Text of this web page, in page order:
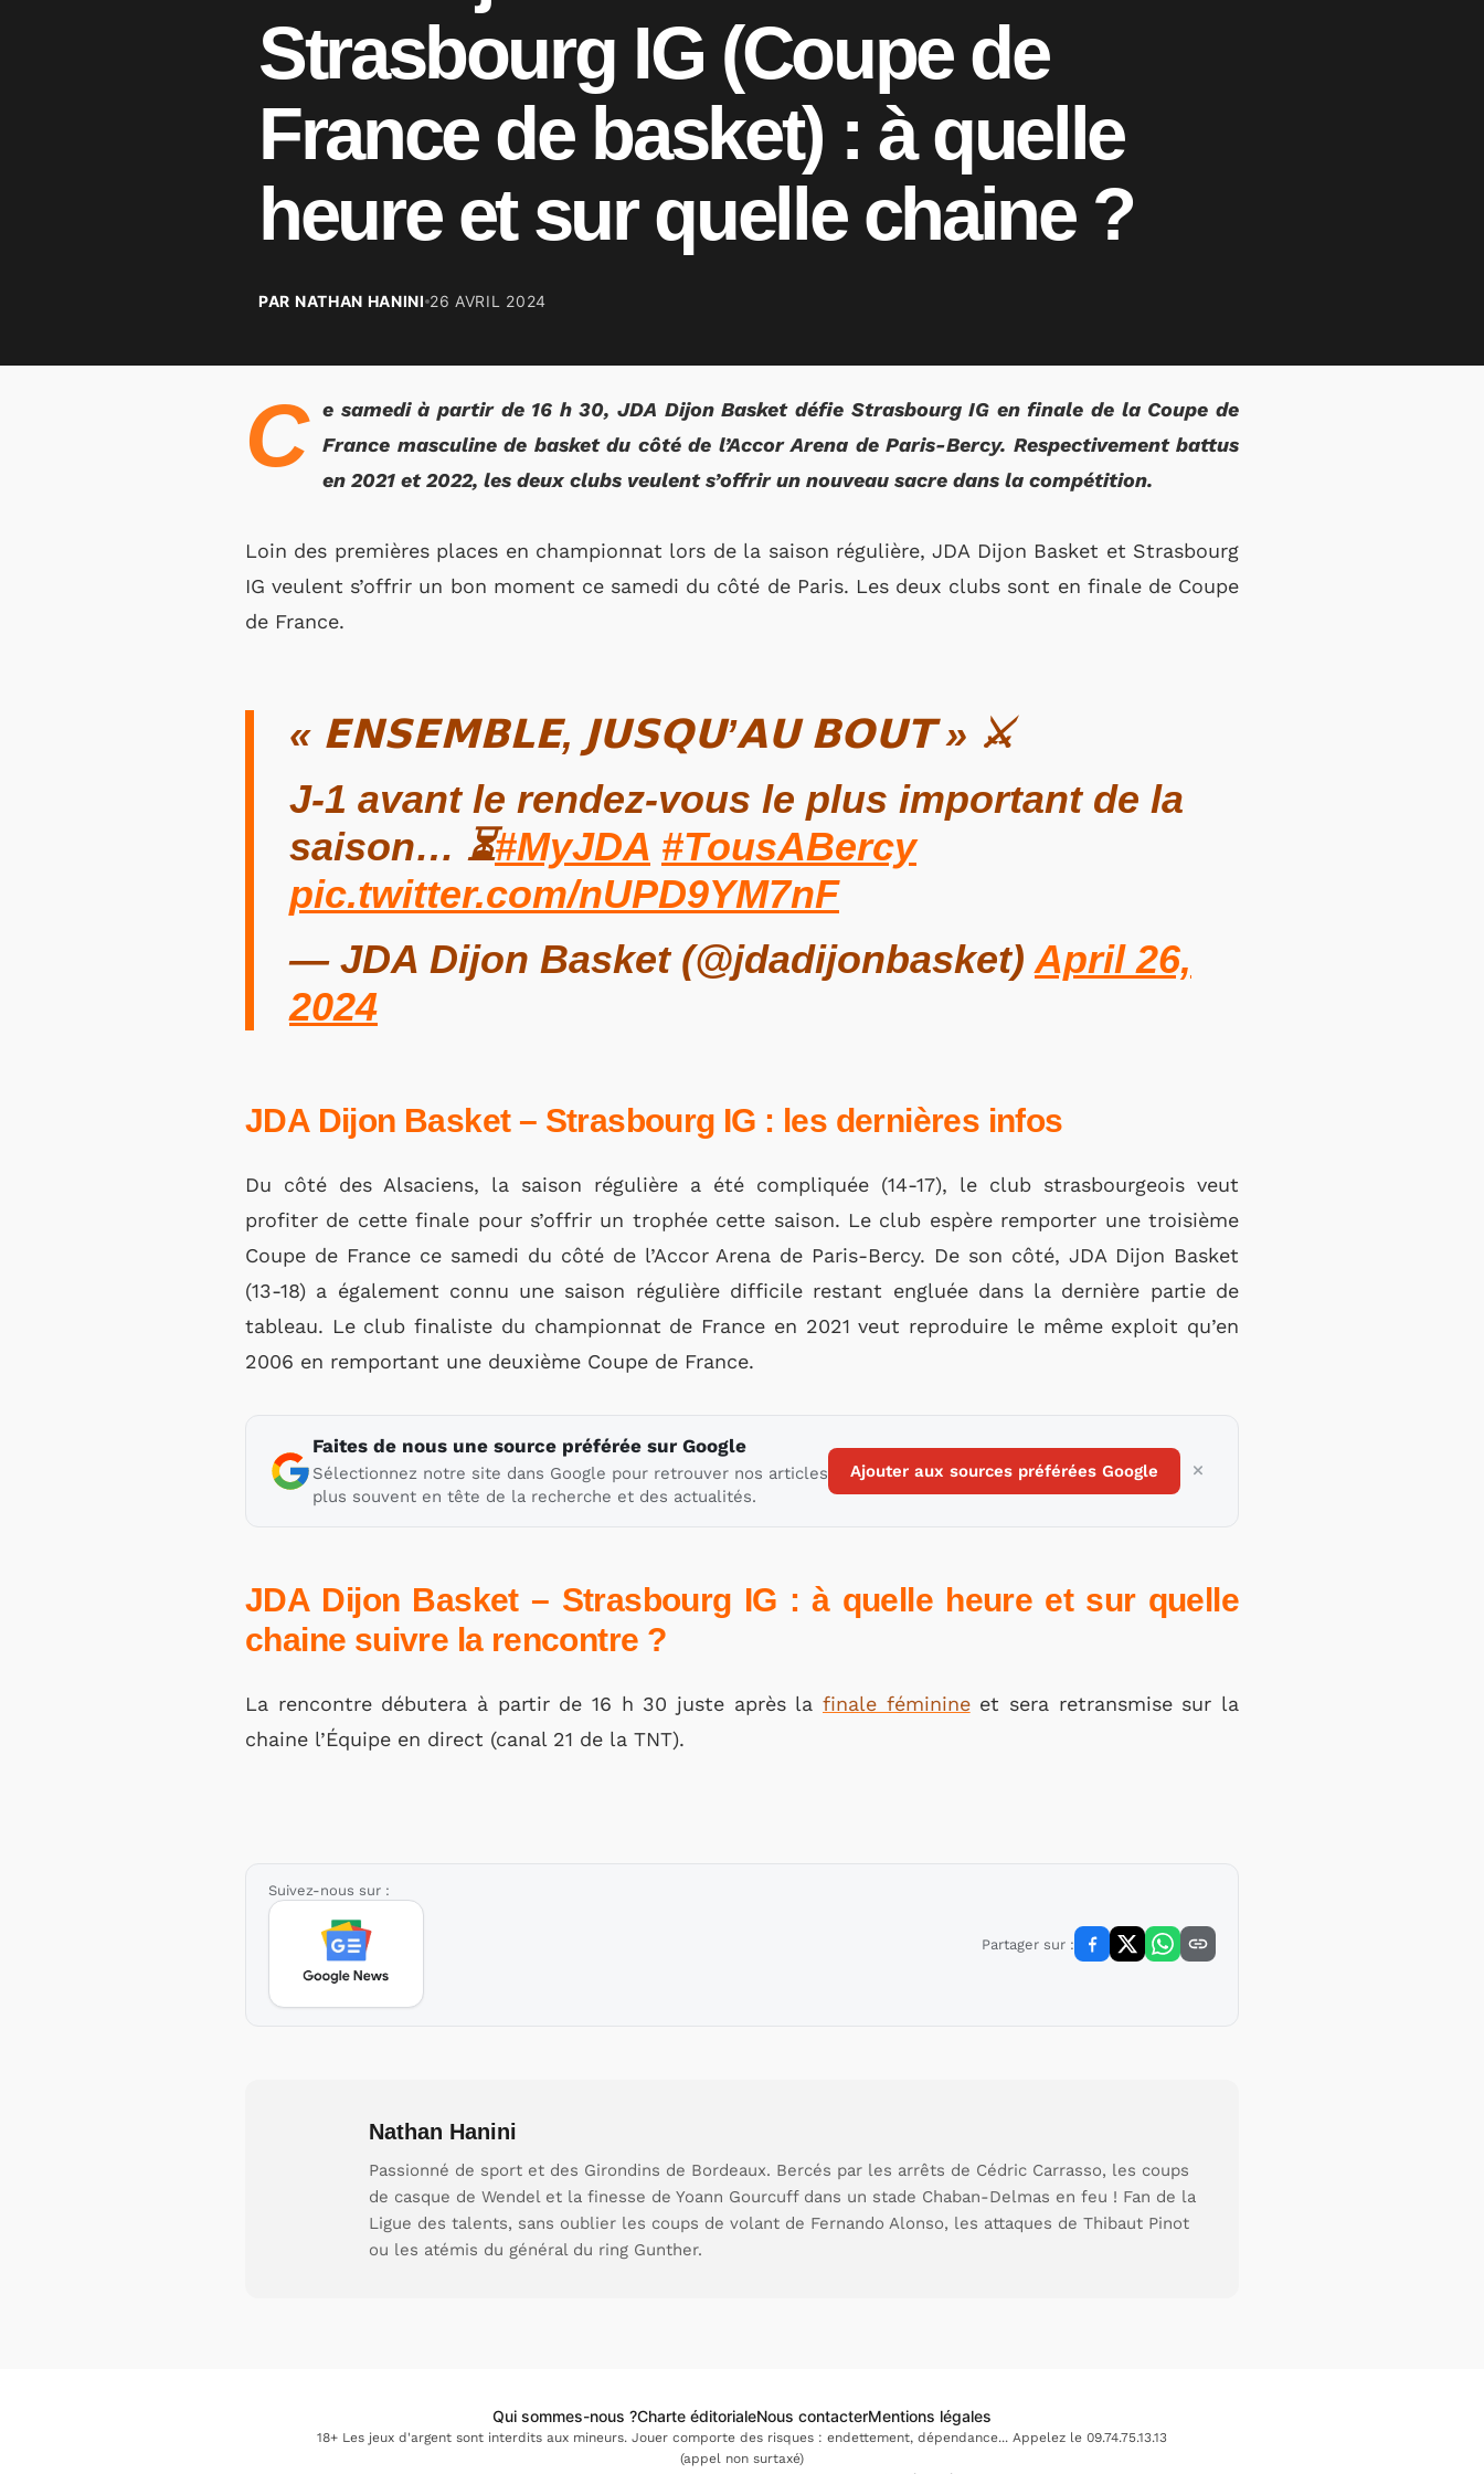
Strasbourg IG (Coupe de
France de basket) : à quelle
heure et sur quelle chaine ?
PAR NATHAN HANINI 26 AVRIL 2024
C e samedi à partir de 16 h 30, JDA Dijon Basket défie Strasbourg IG en finale de la Coupe de
France masculine de basket du côté de l’Accor Arena de Paris-Bercy. Respectivement battus
en 2021 et 2022, les deux clubs veulent s’offrir un nouveau sacre dans la compétition.
Loin des premières places en championnat lors de la saison régulière, JDA Dijon Basket et Strasbourg
IG veulent s’offrir un bon moment ce samedi du côté de Paris. Les deux clubs sont en finale de Coupe
de France.
« 𝗘𝗡𝗦𝗘𝗠𝗕𝗟𝗘, 𝗝𝗨𝗦𝗤𝗨’𝗔𝗨 𝗕𝗢𝗨𝗧 » ⚔️
J-1 avant le rendez-vous le plus important de la
saison… ⏳#MyJDA #TousABercy
pic.twitter.com/nUPD9YM7nF
— JDA Dijon Basket (@jdadijonbasket) April 26,
2024
JDA Dijon Basket – Strasbourg IG : les dernières infos
Du côté des Alsaciens, la saison régulière a été compliquée (14-17), le club strasbourgeois veut
profiter de cette finale pour s’offrir un trophée cette saison. Le club espère remporter une troisième
Coupe de France ce samedi du côté de l’Accor Arena de Paris-Bercy. De son côté, JDA Dijon Basket
(13-18) a également connu une saison régulière difficile restant engluée dans la dernière partie de
tableau. Le club finaliste du championnat de France en 2021 veut reproduire le même exploit qu’en
2006 en remportant une deuxième Coupe de France.
Faites de nous une source préférée sur Google
Sélectionnez notre site dans Google pour retrouver nos articles
plus souvent en tête de la recherche et des actualités.
Ajouter aux sources préférées Google
JDA Dijon Basket – Strasbourg IG : à quelle heure et sur quelle
chaine suivre la rencontre ?
La rencontre débutera à partir de 16 h 30 juste après la finale féminineet sera retransmise sur la
chaine l’Équipe en direct (canal 21 de la TNT).
Suivez-nous sur :
Partager sur :
Nathan Hanini
Passionné de sport et des Girondins de Bordeaux. Bercés par les arrêts de Cédric Carrasso, les coups
de casque de Wendel et la finesse de Yoann Gourcuff dans un stade Chaban-Delmas en feu ! Fan de la
Ligue des talents, sans oublier les coups de volant de Fernando Alonso, les attaques de Thibaut Pinot
ou les atémis du général du ring Gunther.
Qui sommes-nous ?Charte éditorialeNous contacterMentions légales
18+ Les jeux d'argent sont interdits aux mineurs. Jouer comporte des risques : endettement, dépendance... Appelez le 09.74.75.13.13
(appel non surtaxé)